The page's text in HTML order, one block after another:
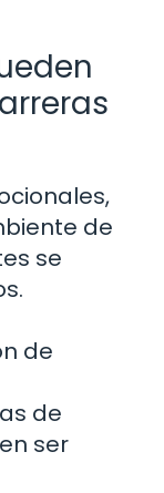
de
se
de
de
ser